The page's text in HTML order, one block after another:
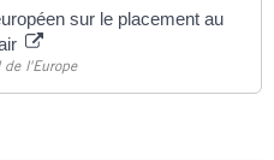
sur le placement au
de l'Europe